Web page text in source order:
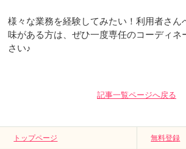
様々な業務を経験してみたい！利用者さん
味がある方は、ぜひ一度専任のコーディネ
さい♪
記事一覧ページへ戻る
トップページ 無料登録